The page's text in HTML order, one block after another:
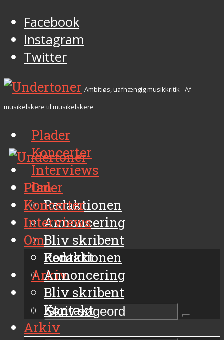
Facebook
Instagram
Twitter
Ambitiøs, uafhængig musikkritik - Af
musikelskere til musikelskere
Plader
Koncerter
Interviews
Om
Redaktionen
Annoncering
Bliv skribent
Kontakt
Arkiv
Plader
Koncerter
Interviews
Om
Redaktionen
Annoncering
Bliv skribent
Kontakt
Arkiv